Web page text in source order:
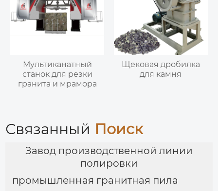
Мультиканатный
станок для резки
гранита и мрамора
Щековая дробилка
для камня
Связанный Поиск
Завод производственной линии
полировки
промышленная гранитная пила